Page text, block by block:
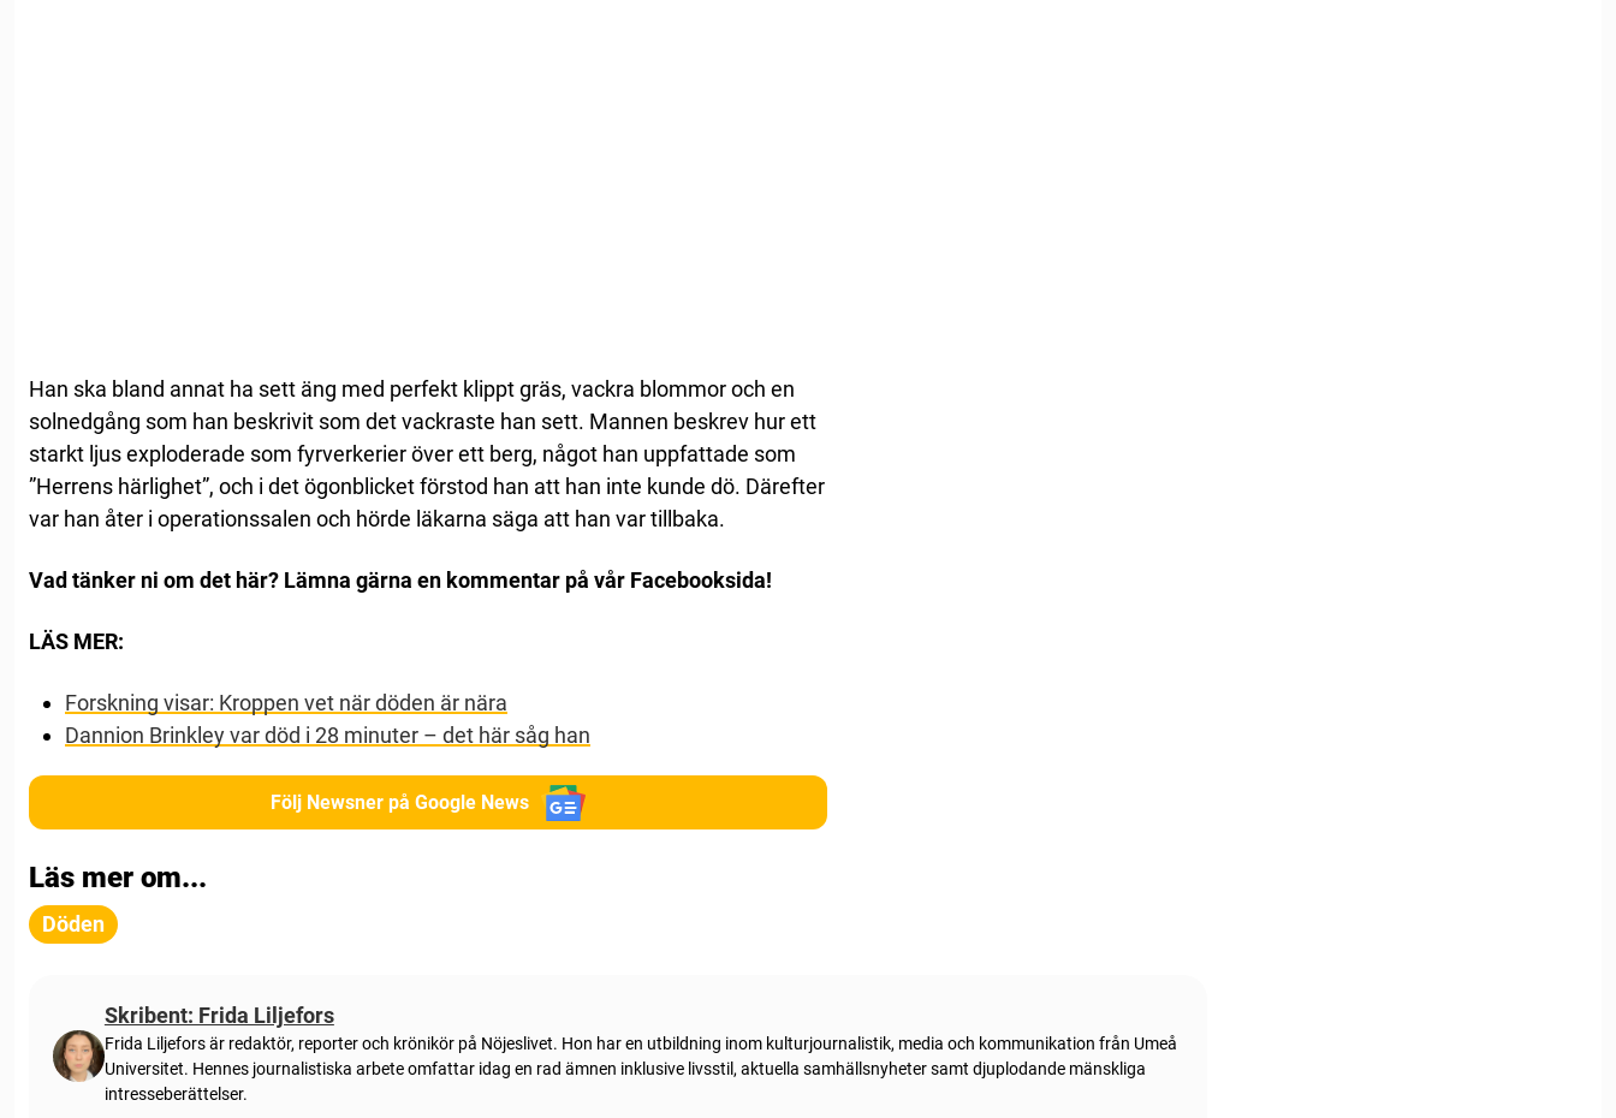
Han ska bland annat ha sett äng med perfekt klippt gräs, vackra blommor och en
solnedgång som han beskrivit som det vackraste han sett. Mannen beskrev hur ett
starkt ljus exploderade som fyrverkerier över ett berg, något han uppfattade som
”Herrens härlighet”, och i det ögonblicket förstod han att han inte kunde dö. Därefter
var han åter i operationssalen och hörde läkarna säga att han var tillbaka.
Vad tänker ni om det här? Lämna gärna en kommentar på vår Facebooksida!
LÄS MER:
Forskning visar: Kroppen vet när döden är nära
Dannion Brinkley var död i 28 minuter – det här såg han
Följ Newsner på Google News
Läs mer om...
Döden
Skribent: Frida Liljefors
Frida Liljefors är redaktör, reporter och krönikör på Nöjeslivet. Hon har en utbildning inom kulturjournalistik, media och kommunikation från Umeå
Universitet. Hennes journalistiska arbete omfattar idag en rad ämnen inklusive livsstil, aktuella samhällsnyheter samt djuplodande mänskliga
intresseberättelser.